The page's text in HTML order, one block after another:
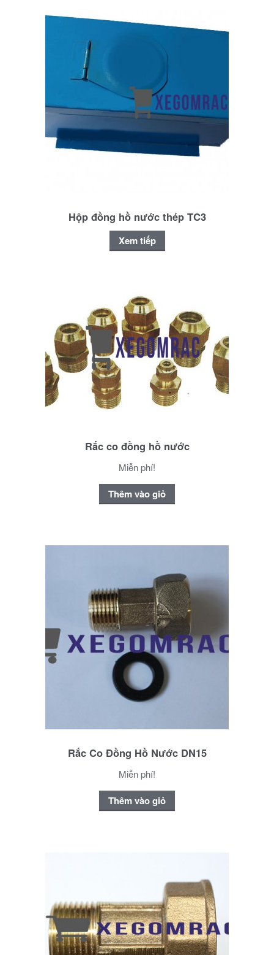
Hộp đồng hồ nước thép TC3
Xem tiếp
Rắc co đồng hồ nước
Miễn phí!
Thêm vào giỏ
Rắc Co Đồng Hồ Nước DN15
Miễn phí!
Thêm vào giỏ